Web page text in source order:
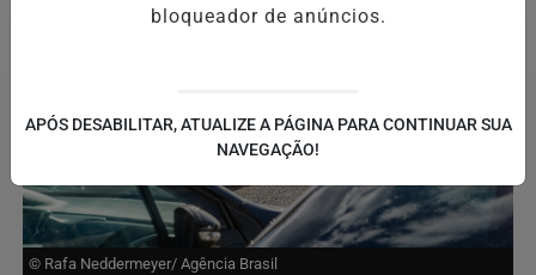
© Rafa Neddermeyer/ Agência Brasil
bloqueador de anúncios.
APÓS DESABILITAR, ATUALIZE A PÁGINA PARA CONTINUAR SUA
NAVEGAÇÃO!